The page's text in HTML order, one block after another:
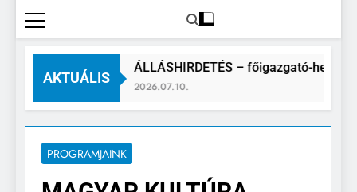
AKTUÁLIS
ÁLLÁSHIRDETÉS – főigazgató-
2026.07.10.
PROGRAMJAINK